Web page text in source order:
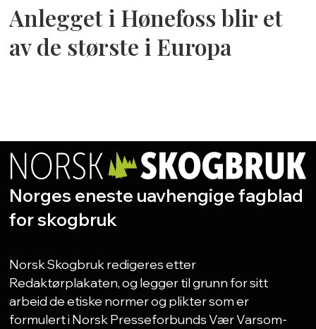
Anlegget i Hønefoss blir et
av de største i Europa
Norges eneste uavhengige fagblad
for skogbruk
Norsk Skogbruk redigeres etter
Redaktørplakaten, og legger til grunn for sitt
arbeid de etiske normer og plikter som er
formulert i Norsk Presseforbunds Vær Varsom-